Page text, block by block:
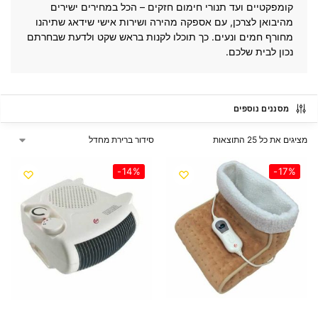
קומפקטיים ועד תנורי חימום חזקים – הכל במחירים ישירים
מהיבואן לצרכן, עם אספקה מהירה ושירות אישי שידאג שתיהנו
מחורף חמים ונעים. כך תוכלו לקנות בראש שקט ולדעת שבחרתם
נכון לבית שלכם.
מסננים נוספים
מציגים את כל ⁦25⁩ התוצאות
-17%
-14%